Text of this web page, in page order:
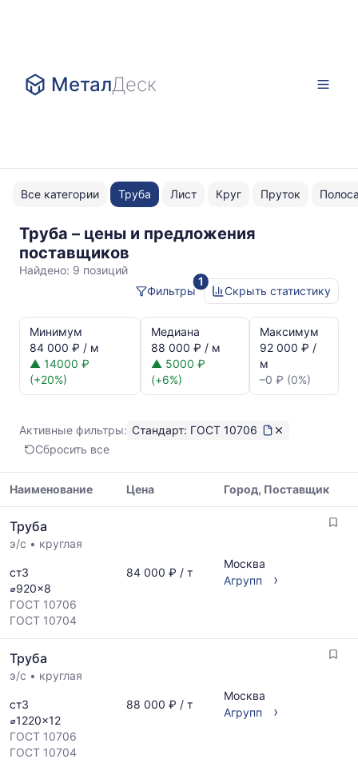
МеталДеск
Все категории Труба Лист Круг Пруток
Труба – цены и предложения
поставщиков
Найдено: 9 позиций
1
Фильтры
Скрыть статистику
динамика
цен:
Труба
ГОСТ
Показаны
минимальная,
медианная
и
максимальная
данным
прайс-
листов
поставщиков
за
последний
рассчитывается
по
предложениям
и
обновляется
по
Минимум
84 000 ₽ / м
▲ 14000 ₽
(+20%)
Медиана
88 000 ₽ / м
▲ 5000 ₽
(+6%)
Максимум
92 000 ₽ /
м
–0 ₽ (0%)
Активные фильтры: Стандарт: ГОСТ 10706
Сбросить все
цен
на
указанием
ГОСТ,
размеров
и
поставщиков
по
Наименование Цена Город, Поставщик
Труба
э/с • круглая
ст3
⌀920x8
ГОСТ 10706
ГОСТ 10704
84 000 ₽ / т
Москва
Агрупп
›
Труба
э/с • круглая
ст3
⌀1220x12
ГОСТ 10706
ГОСТ 10704
88 000 ₽ / т
Москва
Агрупп
›